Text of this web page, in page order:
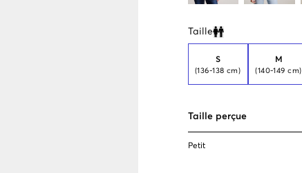
Taille
Clone modal
S
(136-138 cm)
M
(140-149 cm)
Taille perçue
Petit